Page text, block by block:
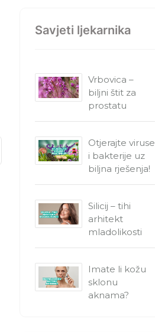
Savjeti ljekarnika
Vrbovica –
biljni štit za
prostatu
Otjerajte viruse
i bakterije uz
biljna rješenja!
Silicij – tihi
arhitekt
mladolikosti
Imate li kožu
sklonu
aknama?